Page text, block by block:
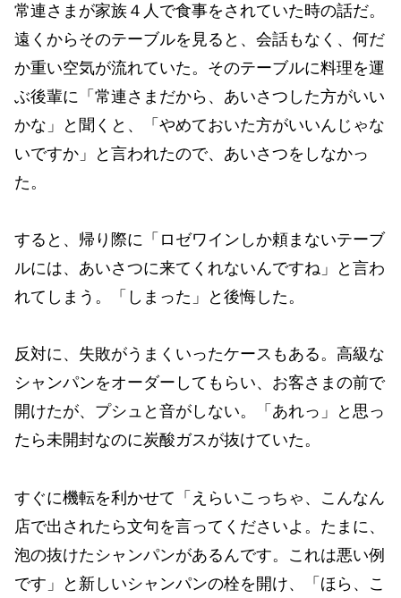
常連さまが家族４人で食事をされていた時の話だ。
遠くからそのテーブルを見ると、会話もなく、何だ
か重い空気が流れていた。そのテーブルに料理を運
ぶ後輩に「常連さまだから、あいさつした方がいい
かな」と聞くと、「やめておいた方がいいんじゃな
いですか」と言われたので、あいさつをしなかっ
た。
すると、帰り際に「ロゼワインしか頼まないテーブ
ルには、あいさつに来てくれないんですね」と言わ
れてしまう。「しまった」と後悔した。
反対に、失敗がうまくいったケースもある。高級な
シャンパンをオーダーしてもらい、お客さまの前で
開けたが、プシュと音がしない。「あれっ」と思っ
たら未開封なのに炭酸ガスが抜けていた。
すぐに機転を利かせて「えらいこっちゃ、こんなん
店で出されたら文句を言ってくださいよ。たまに、
泡の抜けたシャンパンがあるんです。これは悪い例
です」と新しいシャンパンの栓を開け、「ほら、こ